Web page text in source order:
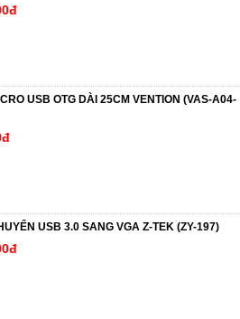
USB OTG DÀI 25CM VENTION (VAS-A04-
USB 3.0 SANG VGA Z-TEK (ZY-197)